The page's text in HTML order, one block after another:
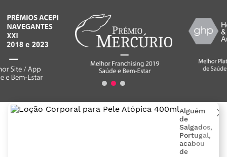
Alguém
de
Salgados,
Portugal,
acabou
de